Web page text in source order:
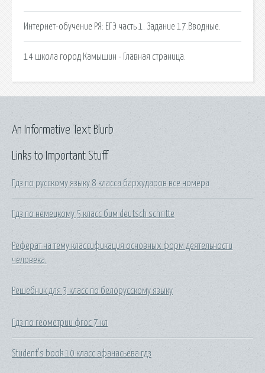
Интернет-обучение РЯ: ЕГЭ часть 1. Задание 17.Вводные.
14 школа город Камышин - Главная страница.
Links to Important Stuff
Гдз по русскому языку 8 класса бархударов все номера
Гдз по немецкому 5 класс бим deutsch schritte
Реферат на тему классификация основных форм деятельности
человека.
Решебник для 3 класс по белорусскому языку
Гдз по геометрии фгос 7 кл
Student's book 10 класс афанасьева гдз
An Informative Text Blurb